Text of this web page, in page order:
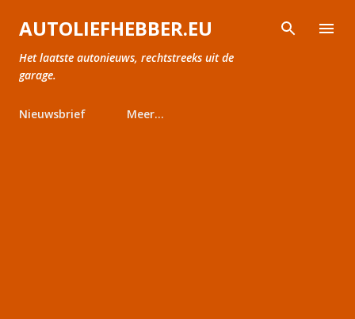
Doorgaan naar hoofdcontent
AUTOLIEFHEBBER.EU
Het laatste autonieuws, rechtstreeks uit de
garage.
Nieuwsbrief Meer…